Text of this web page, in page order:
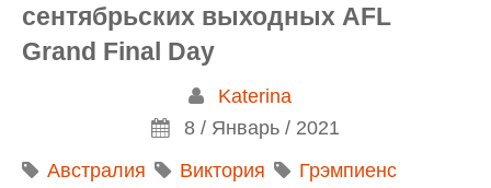
сентябрьских выходных AFL
Grand Final Day
Katerina
8 / Январь / 2021
Австралия
Виктория
Грэмпиенс